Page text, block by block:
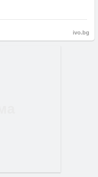
ivo.bg